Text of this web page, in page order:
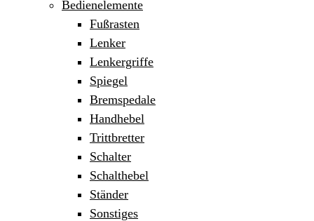
Bedienelemente
Fußrasten
Lenker
Lenkergriffe
Spiegel
Bremspedale
Handhebel
Trittbretter
Schalter
Schalthebel
Ständer
Sonstiges